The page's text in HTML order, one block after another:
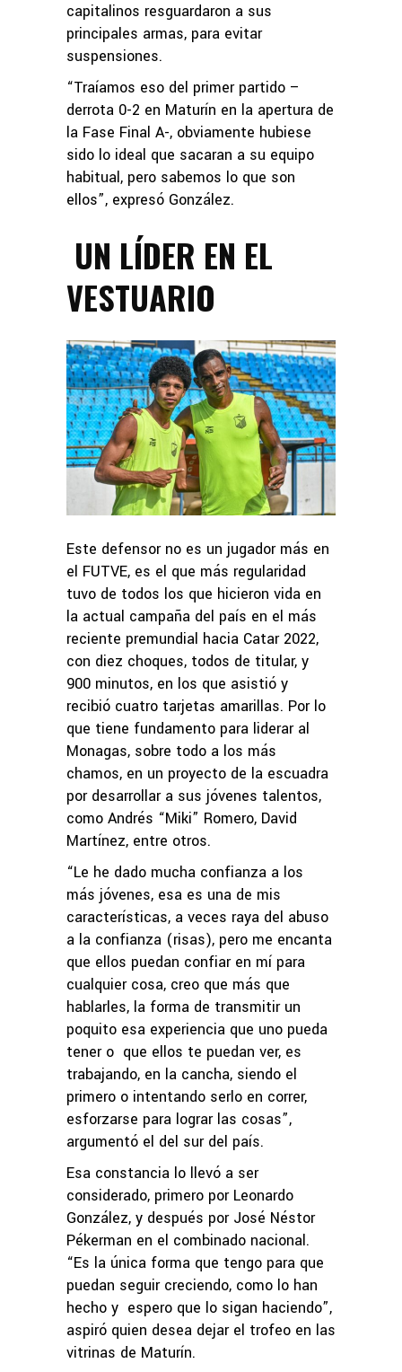
capitalinos resguardaron a sus
principales armas, para evitar
suspensiones.
“Traíamos eso del primer partido –
derrota 0-2 en Maturín en la apertura de
la Fase Final A-, obviamente hubiese
sido lo ideal que sacaran a su equipo
habitual, pero sabemos lo que son
ellos”, expresó González.
UN LÍDER EN EL
VESTUARIO
Este defensor no es un jugador más en
el FUTVE, es el que más regularidad
tuvo de todos los que hicieron vida en
la actual campaña del país en el más
reciente premundial hacia Catar 2022,
con diez choques, todos de titular, y
900 minutos, en los que asistió y
recibió cuatro tarjetas amarillas. Por lo
que tiene fundamento para liderar al
Monagas, sobre todo a los más
chamos, en un proyecto de la escuadra
por desarrollar a sus jóvenes talentos,
como Andrés “Miki” Romero, David
Martínez, entre otros.
“Le he dado mucha confianza a los
más jóvenes, esa es una de mis
características, a veces raya del abuso
a la confianza (risas), pero me encanta
que ellos puedan confiar en mí para
cualquier cosa, creo que más que
hablarles, la forma de transmitir un
poquito esa experiencia que uno pueda
tener o que ellos te puedan ver, es
trabajando, en la cancha, siendo el
primero o intentando serlo en correr,
esforzarse para lograr las cosas”,
argumentó el del sur del país.
Esa constancia lo llevó a ser
considerado, primero por Leonardo
González, y después por José Néstor
Pékerman en el combinado nacional.
“Es la única forma que tengo para que
puedan seguir creciendo, como lo han
hecho y espero que lo sigan haciendo”,
aspiró quien desea dejar el trofeo en las
vitrinas de Maturín.